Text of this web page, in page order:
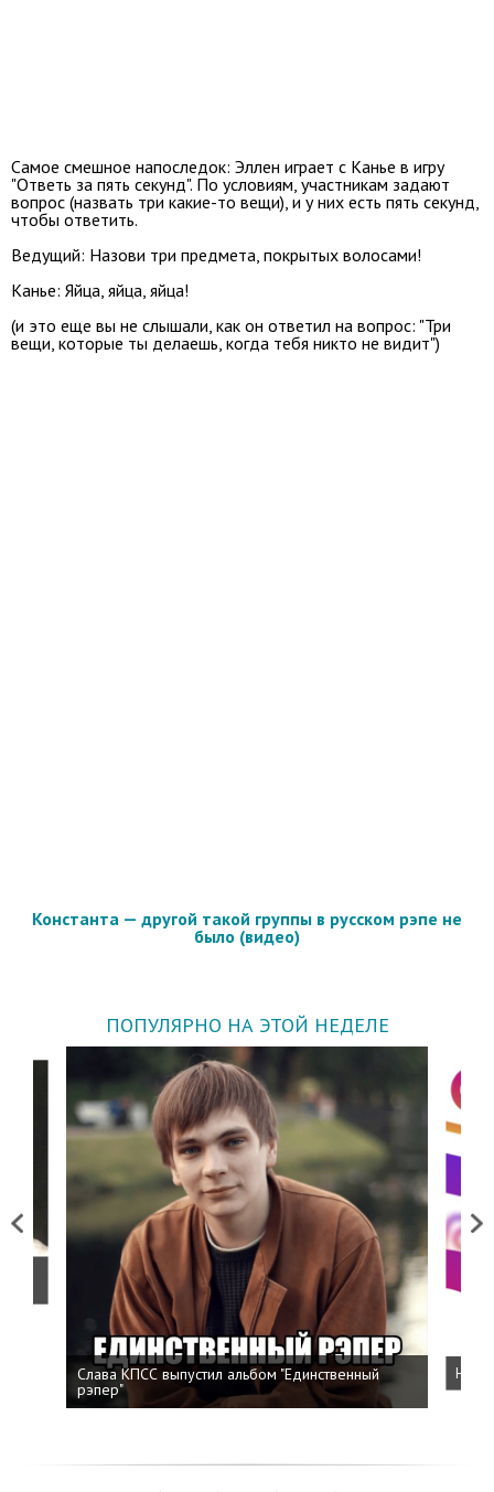
Самое смешное напоследок: Эллен играет с Канье в игру
"Ответь за пять секунд". По условиям, участникам задают
вопрос (назвать три какие-то вещи), и у них есть пять секунд,
чтобы ответить.
Ведущий: Назови три предмета, покрытых волосами!
Канье: Яйца, яйца, яйца!
(и это еще вы не слышали, как он ответил на вопрос: "Три
вещи, которые ты делаешь, когда тебя никто не видит")
Константа — другой такой группы в русском рэпе не
было (видео)
ПОПУЛЯРНО НА ЭТОЙ НЕДЕЛЕ
Previous
Слава КПСС выпустил альбом "Единственный
рэпер"
Next